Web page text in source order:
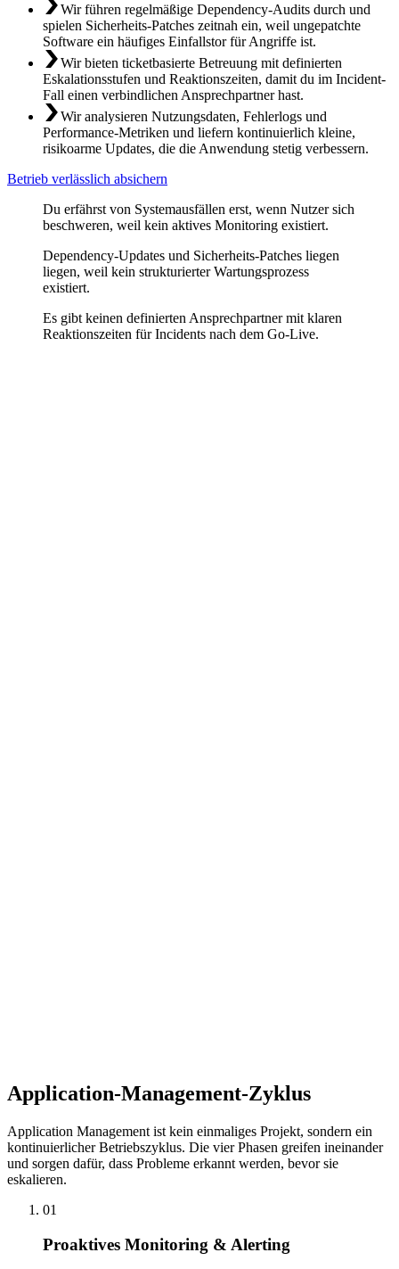
Wir führen regelmäßige Dependency-Audits durch und
spielen Sicherheits-Patches zeitnah ein, weil ungepatchte
Software ein häufiges Einfallstor für Angriffe ist.
Wir bieten ticketbasierte Betreuung mit definierten
Eskalationsstufen und Reaktionszeiten, damit du im Incident-
Fall einen verbindlichen Ansprechpartner hast.
Wir analysieren Nutzungsdaten, Fehlerlogs und
Performance-Metriken und liefern kontinuierlich kleine,
risikoarme Updates, die die Anwendung stetig verbessern.
Betrieb verlässlich absichern
Du erfährst von Systemausfällen erst, wenn Nutzer sich
beschweren, weil kein aktives Monitoring existiert.
Dependency-Updates und Sicherheits-Patches liegen
liegen, weil kein strukturierter Wartungsprozess
existiert.
Es gibt keinen definierten Ansprechpartner mit klaren
Reaktionszeiten für Incidents nach dem Go-Live.
Application-Management-Zyklus
Application Management ist kein einmaliges Projekt, sondern ein
kontinuierlicher Betriebszyklus. Die vier Phasen greifen ineinander
und sorgen dafür, dass Probleme erkannt werden, bevor sie
eskalieren.
01
Proaktives Monitoring & Alerting